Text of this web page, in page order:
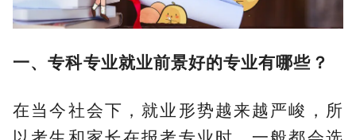
一、专科专业就业前景好的专业有哪些？
在当今社会下，就业形势越来越严峻，所